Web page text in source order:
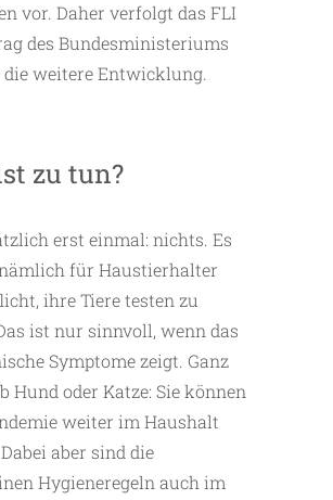
vor. Daher verfolgt das FLI
des Bundesministeriums
weitere Entwicklung.
zu tun?
erst einmal: nichts. Es
für Haustierhalter
ihre Tiere testen zu
ist nur sinnvoll, wenn das
Symptome zeigt. Ganz
Hund oder Katze: Sie können
weiter im Haushalt
aber sind die
Hygieneregeln auch im